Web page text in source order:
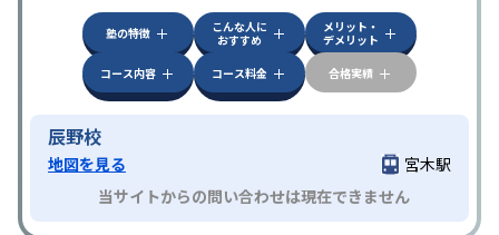
塾の特徴
こんな人に
おすすめ
メリット・
デメリット
コース内容
コース料金 合格実績
辰野校
地図を見る
宮木駅
当サイトからの問い合わせは現在できません